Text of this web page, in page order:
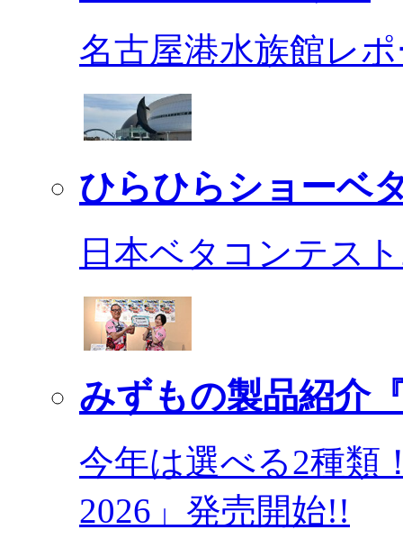
名古屋港水族館レ
ひらひらショーベ
日本ベタコンテス
みずもの製品紹介
今年は選べる2種類
2026」発売開始!!